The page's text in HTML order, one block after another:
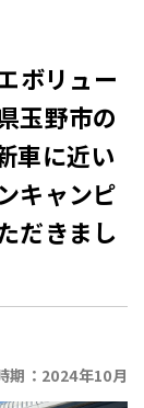
ボリュー
玉野市の
車に近い
キャンピ
だきまし
期： 2024年10月